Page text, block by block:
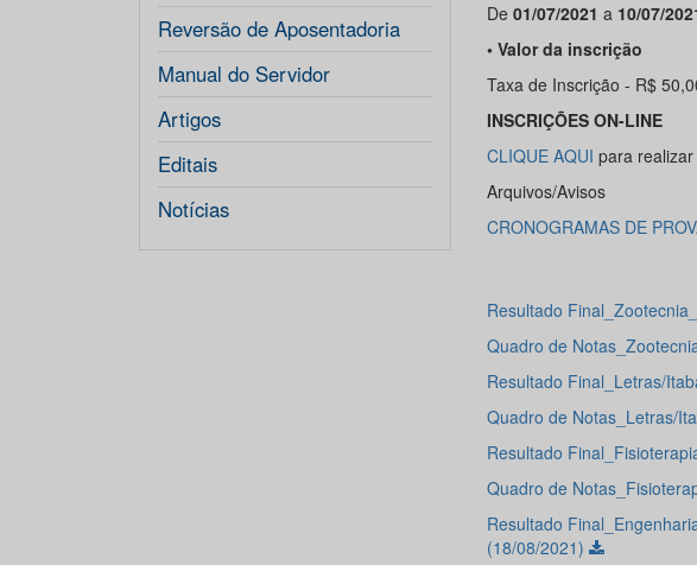
Reversão de Aposentadoria
Manual do Servidor
Artigos
Editais
Notícias
De 01/07/2021 a 10/07/
• Valor da inscrição
Taxa de Inscrição - R$
INSCRIÇÕES ON-LINE
CLIQUE AQUI para
Arquivos/Avisos
CRONOGRAMAS DE
Resultado
Quadro de
Resultado Final_Letras/
Quadro de Notas_Letras/
Resultado
Quadro de
Resultado
(18/08/2021)